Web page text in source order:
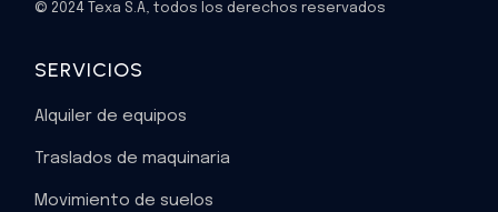
© 2024 Texa S.A, todos los derechos reservados
SERVICIOS
Alquiler de equipos
Traslados de maquinaria
Movimiento de suelos